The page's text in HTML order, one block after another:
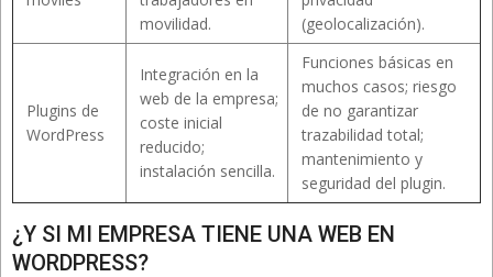
movilidad.
(geolocalización).
Plugins de
WordPress
Integración en la
web de la empresa;
coste inicial
reducido;
instalación sencilla.
Funciones básicas en
muchos casos; riesgo
de no garantizar
trazabilidad total;
mantenimiento y
seguridad del plugin.
¿Y SI MI EMPRESA TIENE UNA WEB EN
WORDPRESS?